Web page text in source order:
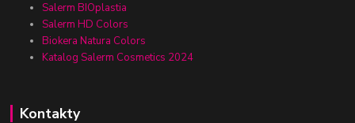
Salerm BIOplastia
Salerm HD Colors
Biokera Natura Colors
Katalog Salerm Cosmetics 2024
Kontakty